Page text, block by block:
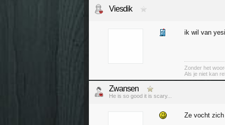
Viesdik
ik wil van
Zonder het
Als je niet kan
Zwansen
He is so good it is scary...
Ze vocht